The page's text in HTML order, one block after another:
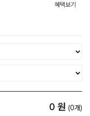
혜택보기
0 원 (0개)